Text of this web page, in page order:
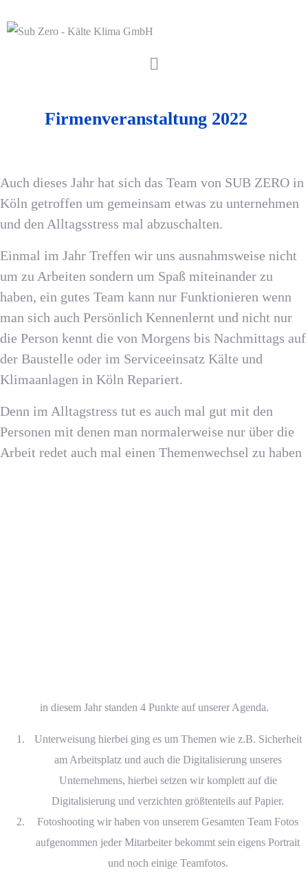
Firmenveranstaltung 2022
Auch dieses Jahr hat sich das Team von SUB ZERO in
Köln getroffen um gemeinsam etwas zu unternehmen
und den Alltagsstress mal abzuschalten.
Einmal im Jahr Treffen wir uns ausnahmsweise nicht
um zu Arbeiten sondern um Spaß miteinander zu
haben, ein gutes Team kann nur Funktionieren wenn
man sich auch Persönlich Kennenlernt und nicht nur
die Person kennt die von Morgens bis Nachmittags auf
der Baustelle oder im Serviceeinsatz Kälte und
Klimaanlagen in Köln Repariert.
Denn im Alltagstress tut es auch mal gut mit den
Personen mit denen man normalerweise nur über die
Arbeit redet auch mal einen Themenwechsel zu haben
in diesem Jahr standen 4 Punkte auf unserer Agenda.
Unterweisung hierbei ging es um Themen wie z.B. Sicherheit
am Arbeitsplatz und auch die Digitalisierung unseres
Unternehmens, hierbei setzen wir komplett auf die
Digitalisierung und verzichten größtenteils auf Papier.
Fotoshooting wir haben von unserem Gesamten Team Fotos
aufgenommen jeder Mitarbeiter bekommt sein eigens Portrait
und noch einige Teamfotos.